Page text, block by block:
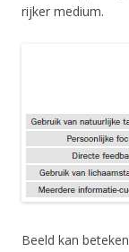
rijker medium.
Beeld kan